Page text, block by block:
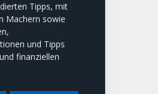
Tipps, mit
Machern sowie
und Tipps
finanziellen